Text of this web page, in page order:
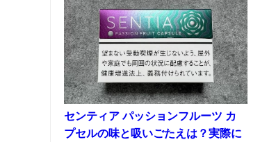
センティア パッションフルーツ カ
プセルの味と吸いごたえは？実際に